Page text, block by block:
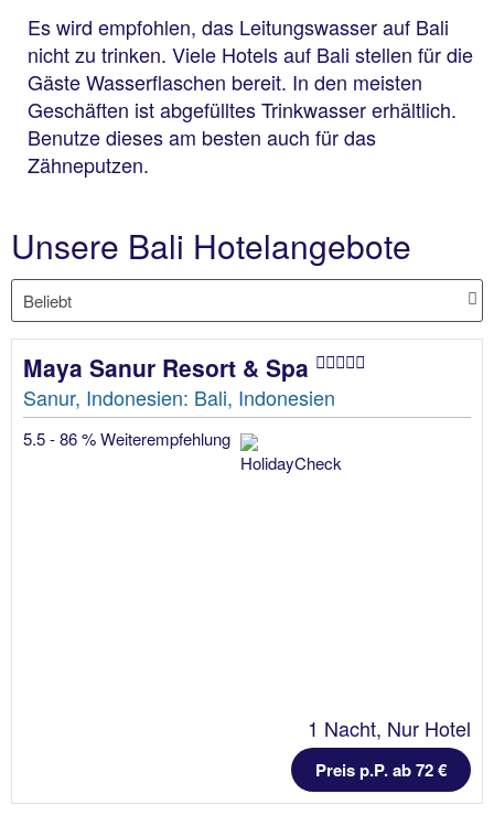
Es wird empfohlen, das Leitungswasser auf Bali
nicht zu trinken. Viele Hotels auf Bali stellen für die
Gäste Wasserflaschen bereit. In den meisten
Geschäften ist abgefülltes Trinkwasser erhältlich.
Benutze dieses am besten auch für das
Zähneputzen.
Unsere Bali Hotelangebote
Maya Sanur Resort & Spa
Sanur, Indonesien: Bali, Indonesien
5.5 - 86 % Weiterempfehlung
1 Nacht, Nur Hotel
Preis p.P. ab 72 €